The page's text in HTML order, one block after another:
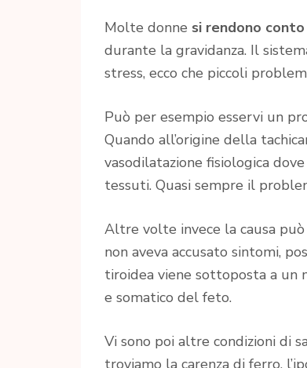
Molte donne si rendono
durante la gravidanza. Il
stress, ecco che piccoli
Può per esempio esservi un
Quando all’origine della
vasodilatazione fisiologica
tessuti. Quasi sempre il
Altre volte invece la causa
non aveva accusato sintomi,
tiroidea viene sottoposta a un
e somatico del feto.
Vi sono poi altre condizioni di
troviamo la carenza di ferro,